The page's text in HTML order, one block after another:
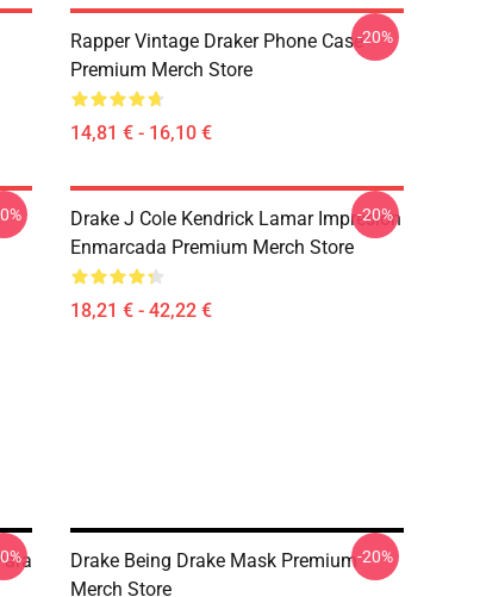
Rapper Vintage Draker Phone Case
Premium Merch Store
14,81 € - 16,10 €
-20%
Drake J Cole Kendrick Lamar Impresión
Enmarcada Premium Merch Store
18,21 € - 42,22 €
-20%
Drake Being Drake Mask Premium
Merch Store
-20%